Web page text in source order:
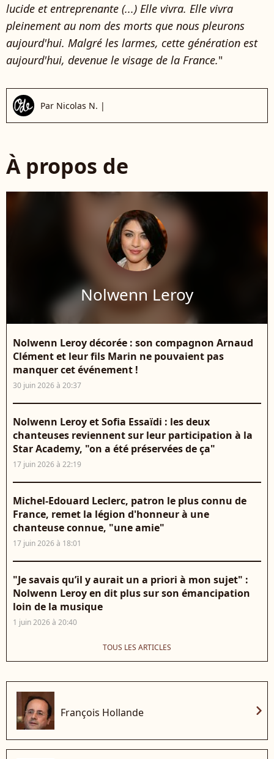
lucide et entreprenante (...) Elle vivra. Elle vivra
pleinement au nom des morts que nous pleurons
aujourd'hui. Malgré les larmes, cette génération est
aujourd'hui, devenue le visage de la France."
Par Nicolas N. |
À propos de
Nolwenn Leroy
Nolwenn Leroy décorée : son compagnon Arnaud
Clément et leur fils Marin ne pouvaient pas
manquer cet événement !
30 juin 2026 à 20:37
Nolwenn Leroy et Sofia Essaïdi : les deux
chanteuses reviennent sur leur participation à la
Star Academy, "on a été préservées de ça"
17 juin 2026 à 22:19
Michel-Edouard Leclerc, patron le plus connu de
France, remet la légion d'honneur à une
chanteuse connue, "une amie"
17 juin 2026 à 18:01
"Je savais qu’il y aurait un a priori à mon sujet" :
Nolwenn Leroy en dit plus sur son émancipation
loin de la musique
1 juin 2026 à 20:40
TOUS LES ARTICLES
François Hollande chevron_right